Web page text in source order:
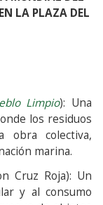
LA PLAZA DEL
Limpio): Una
los residuos
obra colectiva,
marina.
Cruz Roja): Un
y al consumo